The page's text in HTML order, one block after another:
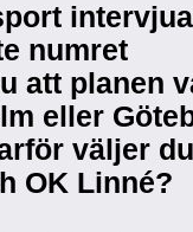
numret
att planen
eller
väljer
OK Linné?